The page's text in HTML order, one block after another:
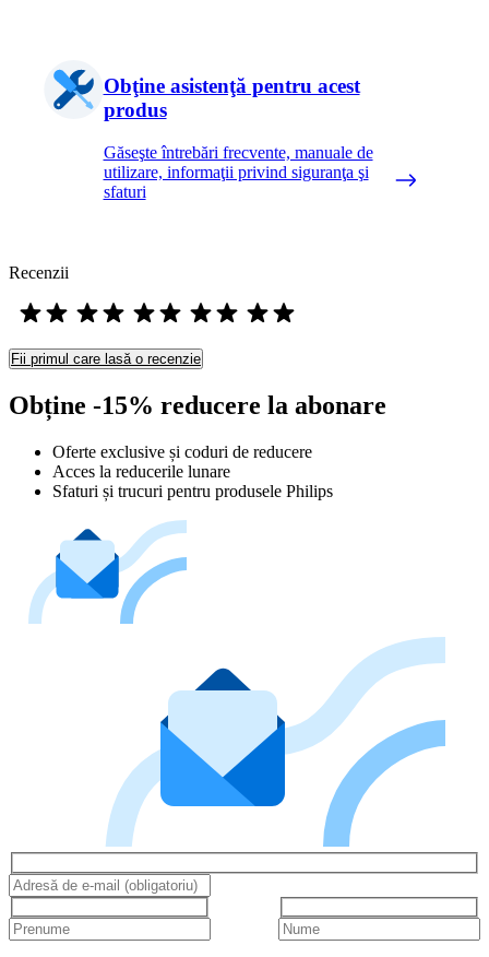
Obţine asistenţă pentru acest
produs
Găseşte întrebări frecvente, manuale de
utilizare, informaţii privind siguranţa şi
sfaturi
Recenzii
Fii primul care lasă o recenzie
Obține -15% reducere la abonare
Oferte exclusive și coduri de reducere
Acces la reducerile lunare
Sfaturi și trucuri pentru produsele Philips